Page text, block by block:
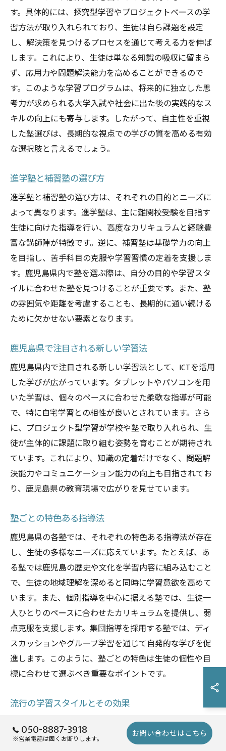
す。具体的には、探究型学習やプロジェクトベースの学
習方法が取り入れられており、生徒は自ら課題を設定
し、解決策を見つけるプロセスを通じて考える力を伸ば
します。これにより、生徒は単なる知識の吸収に留まら
ず、応用力や問題解決能力を高めることができるので
す。このような学習プログラムは、将来的に独立した思
考力が求められる大学入試や社会に出た後の実践的なス
キルの向上にも寄与します。したがって、自主性を重視
した塾選びは、長期的な視点での学びの質を高める有効
な選択肢と言えるでしょう。
進学塾と補習塾の選び方
進学塾と補習塾の選び方は、それぞれの目的とニーズに
よって異なります。進学塾は、主に難関校受験を目指す
生徒に向けた指導を行い、高度なカリキュラムと経験豊
富な講師陣が特徴です。逆に、補習塾は基礎学力の向上
を目指し、苦手科目の克服や学習習慣の定着を支援しま
す。鹿児島県内で塾を選ぶ際は、自分の目的や学習スタ
イルに合わせた塾を見つけることが重要です。また、塾
の雰囲気や距離を考慮することも、長期的に通い続ける
ために欠かせない要素となります。
鹿児島県で注目される新しい学習法
鹿児島県内で注目される新しい学習法として、ICTを活用
した学びが広がっています。タブレットやパソコンを用
いた学習は、個々のペースに合わせた柔軟な指導が可能
で、特に自宅学習との相性が良いとされています。さら
に、プロジェクト型学習が学校や塾で取り入れられ、生
徒が主体的に課題に取り組む姿勢を育むことが期待され
ています。これにより、知識の定着だけでなく、問題解
決能力やコミュニケーション能力の向上も目指されてお
り、鹿児島県の教育現場で広がりを見せています。
塾ごとの特色ある指導法
鹿児島県の各塾では、それぞれの特色ある指導法が存在
し、生徒の多様なニーズに応えています。たとえば、あ
る塾では鹿児島の歴史や文化を学習内容に組み込むこと
で、生徒の地域理解を深めると同時に学習意欲を高めて
います。また、個別指導を中心に据える塾では、生徒一
人ひとりのペースに合わせたカリキュラムを提供し、弱
点克服を支援します。集団指導を採用する塾では、ディ
スカッションやグループ学習を通じて自発的な学びを促
進します。このように、塾ごとの特色は生徒の個性や目
標に合わせて選ぶべき重要なポイントです。
流行の学習スタイルとその効果
最近の鹿児島県の塾では、流行の学習スタイルとしてア
クティブラーニングやブレンド型学習が注目されていま
050-8887-3918
※営業電話は固くお断りします。 お問い合わせはこちら